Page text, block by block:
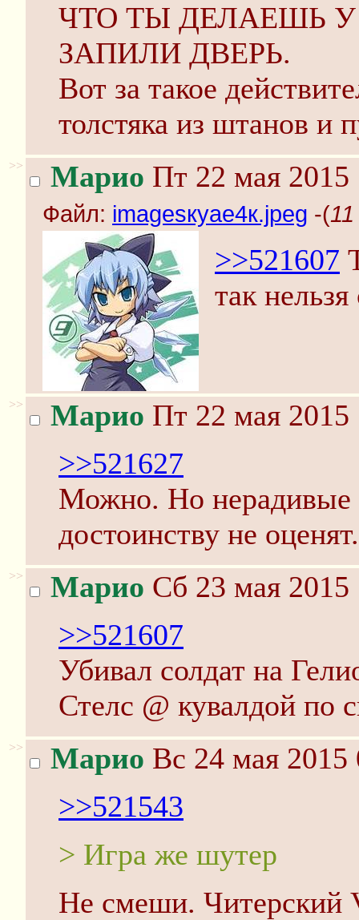
ЧТО ТЫ ДЕЛАЕШЬ
ЗАПИЛИ ДВЕРЬ.
Вот за такое
толстяка из штанов и
>> Марио Пт 22 мая 2015
Файл: imagesкуае4к.jpeg -(
>>521607
так нельзя
>> Марио Пт 22 мая 2015
>>521627
Можно. Но нерадивые
достоинству не оценят.
>> Марио Сб 23 мая 2015
>>521607
Убивал солдат на
Стелс @ кувалдой по
>> Марио Вс 24 мая 2015
>>521543
> Игра же шутер
Не смеши. Читерский